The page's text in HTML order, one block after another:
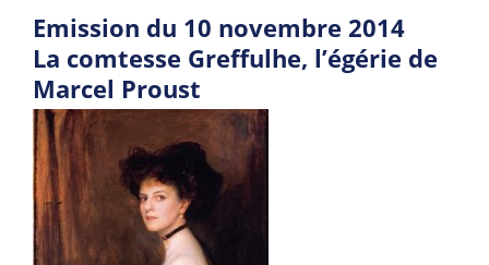
Emission du 10 novembre 2014
La comtesse Greffulhe, l’égérie de
Marcel Proust